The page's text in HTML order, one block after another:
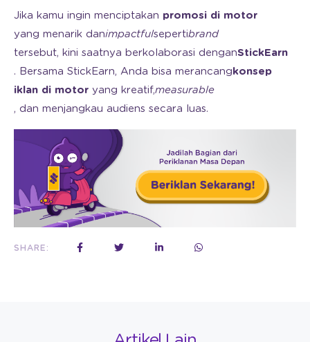
Jika kamu ingin menciptakan promosi di motor
yang menarik danimpactfulsepertibrand
tersebut, kini saatnya berkolaborasi denganStickEarn
. Bersama StickEarn, Anda bisa merancangkonsep
iklan di motor yang kreatif,measurable
, dan menjangkau audiens secara luas.
SHARE: